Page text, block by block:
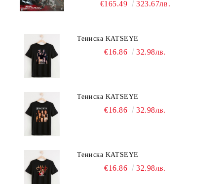
€165.49 323.67лв.
Тениска KATSEYE
€16.86 32.98лв.
Тениска KATSEYE
€16.86 32.98лв.
Тениска KATSEYE
€16.86 32.98лв.